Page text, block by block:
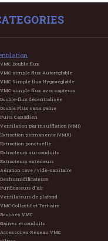
VMC Double flux
VMC simple flux Autoréglable
VMC Simple flux Hygroréglable
VMC simple flux avec capteurs
Double-flux décentralisée
Double Flux sans gaine
Puits Canadien
Ventilation par insufflation (VMI)
Extraction permanente (VMR)
Extraction ponctuelle
Extracteurs sur conduits
Extracteurs extérieurs
Aération cave / vide-sanitaire
Deshumidificateurs
Purificateurs d'air
Ventilateurs de plafond
VMC Collectif et Tertiaire
Bouches VMC
Gaines et conduits
Accessoires Réseau VMC